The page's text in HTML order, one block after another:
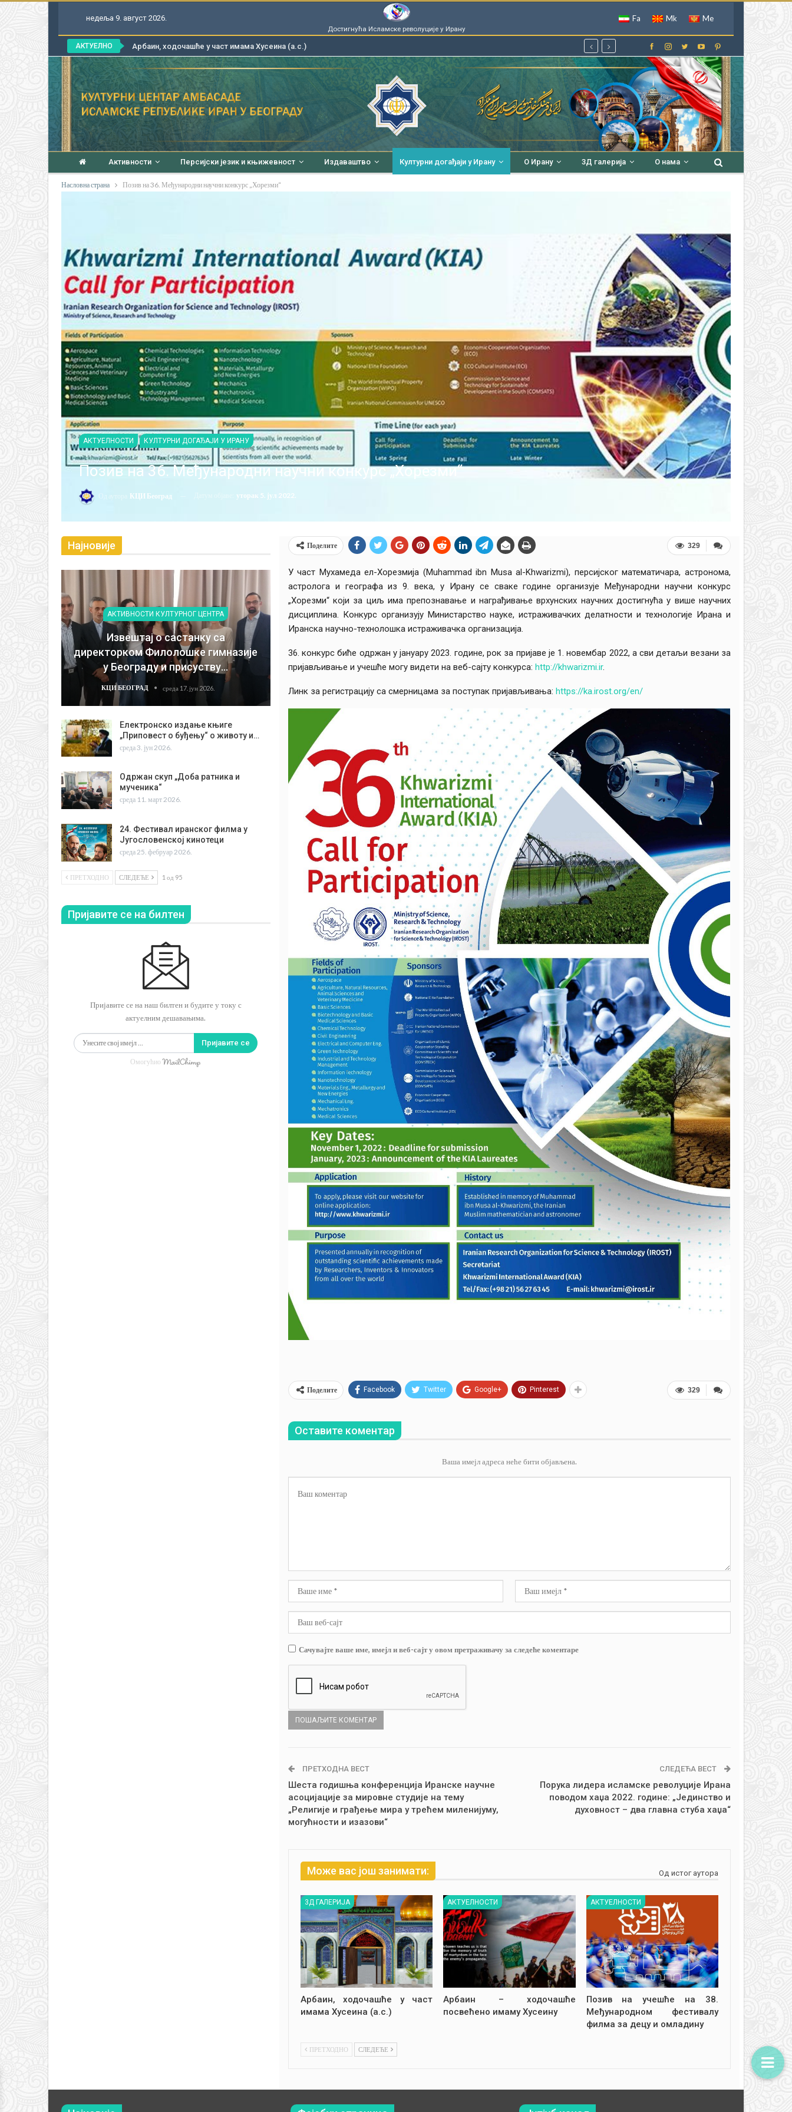
недеља 9. август 2026.
Достигнућа Исламске револуције у Ирану
Fa Mk Me
АКТУЕЛНО Арбаин, ходочашће у част имама Хусеина (а.с.)
Активности Персијски језик и књижевност Издаваштво Културни догађаји у Ирану О Ирану 3Д галерија О нама
Насловна страна Позив на 36. Међународни научни конкурс „Хорезми“
АКТУЕЛНОСТИ КУЛТУРНИ ДОГАЂАЈИ У ИРАНУ
Позив на 36. Међународни научни конкурс „Хорезми“
Од аутора КЦИ Београд уторак 5. јул 2022.
329
Поделите
У част Мухамедa ел-Хорезмија (Muhammad ibn Musa al-Khwarizmi), персијског математичара, ‎астронома,
астролога и географа из 9. века, у Ирану се сваке године организује Међународни ‎научни конкурс
„Хорезми“ који за циљ има препознавање и награђивање врхунских научних ‎достигнућа у више научних
дисциплина. Конкурс организују Министарство науке, истраживачких ‎делатности и технологије Ирана и
Иранска научно-технолошка истраживачка организација. ‎
‎36. конкурс биће одржан у јануару 2023. године, рок за пријаве је 1. новембар 2022, а сви детаљи ‎везани за
пријављивање и учешће могу видети на веб-сајту конкурса: http://khwarizmi.ir.
Линк за регистрацију са смерницама за поступак пријављивања: https://ka.irost.org/en/
329
Поделите Facebook Twitter Google+ Pinterest
Оставите коментар
Ваша имејл адреса неће бити објављена.
Сачувајте ваше име, имејл и веб-сајт у овом претраживачу за следеће коментаре
ПРЕТХОДНА ВЕСТ
Шеста годишња конференција Иранске научне
асоцијације за мировне студије на тему
„Религије и грађење мира у трећем миленијуму,
могућности и изазови“
СЛЕДЕЋА ВЕСТ
Порука лидера исламске револуције Ирана
поводом хаџа 2022. године: „Јединство и
духовност – два главна стуба хаџа“
Може вас још занимати: Од истог аутора
3Д ГАЛЕРИЈА
Арбаин, ходочашће у част
имама Хусеина (а.с.)
АКТУЕЛНОСТИ
Арбаин – ходочашће
посвећено имаму Хусеину
АКТУЕЛНОСТИ
Позив на учешће на 38.
Међународном фестивалу
филма за децу и омладину
ПРЕТХОДНО СЛЕДЕЋЕ
Најновије
АКТИВНОСТИ КУЛТУРНОГ ЦЕНТРА
Извештај о састанку са
директорком Филолошке гимназије
у Београду и присуству…
КЦИ БЕОГРАД среда 17. јун 2026.
Електронско издање књиге
„Приповест о буђењу“ о животу и…
среда 3. јун 2026.
Одржан скуп „Доба ратника и
мученика“
среда 11. март 2026.
24. Фестивал иранског филма у
Југословенској кинотеци
среда 25. фебруар 2026.
ПРЕТХОДНО СЛЕДЕЋЕ 1 од 95
Пријавите се на билтен
Пријавите се на наш билтен и будите у току с
актуелним дешавањима.
Пријавите се
Омогућио